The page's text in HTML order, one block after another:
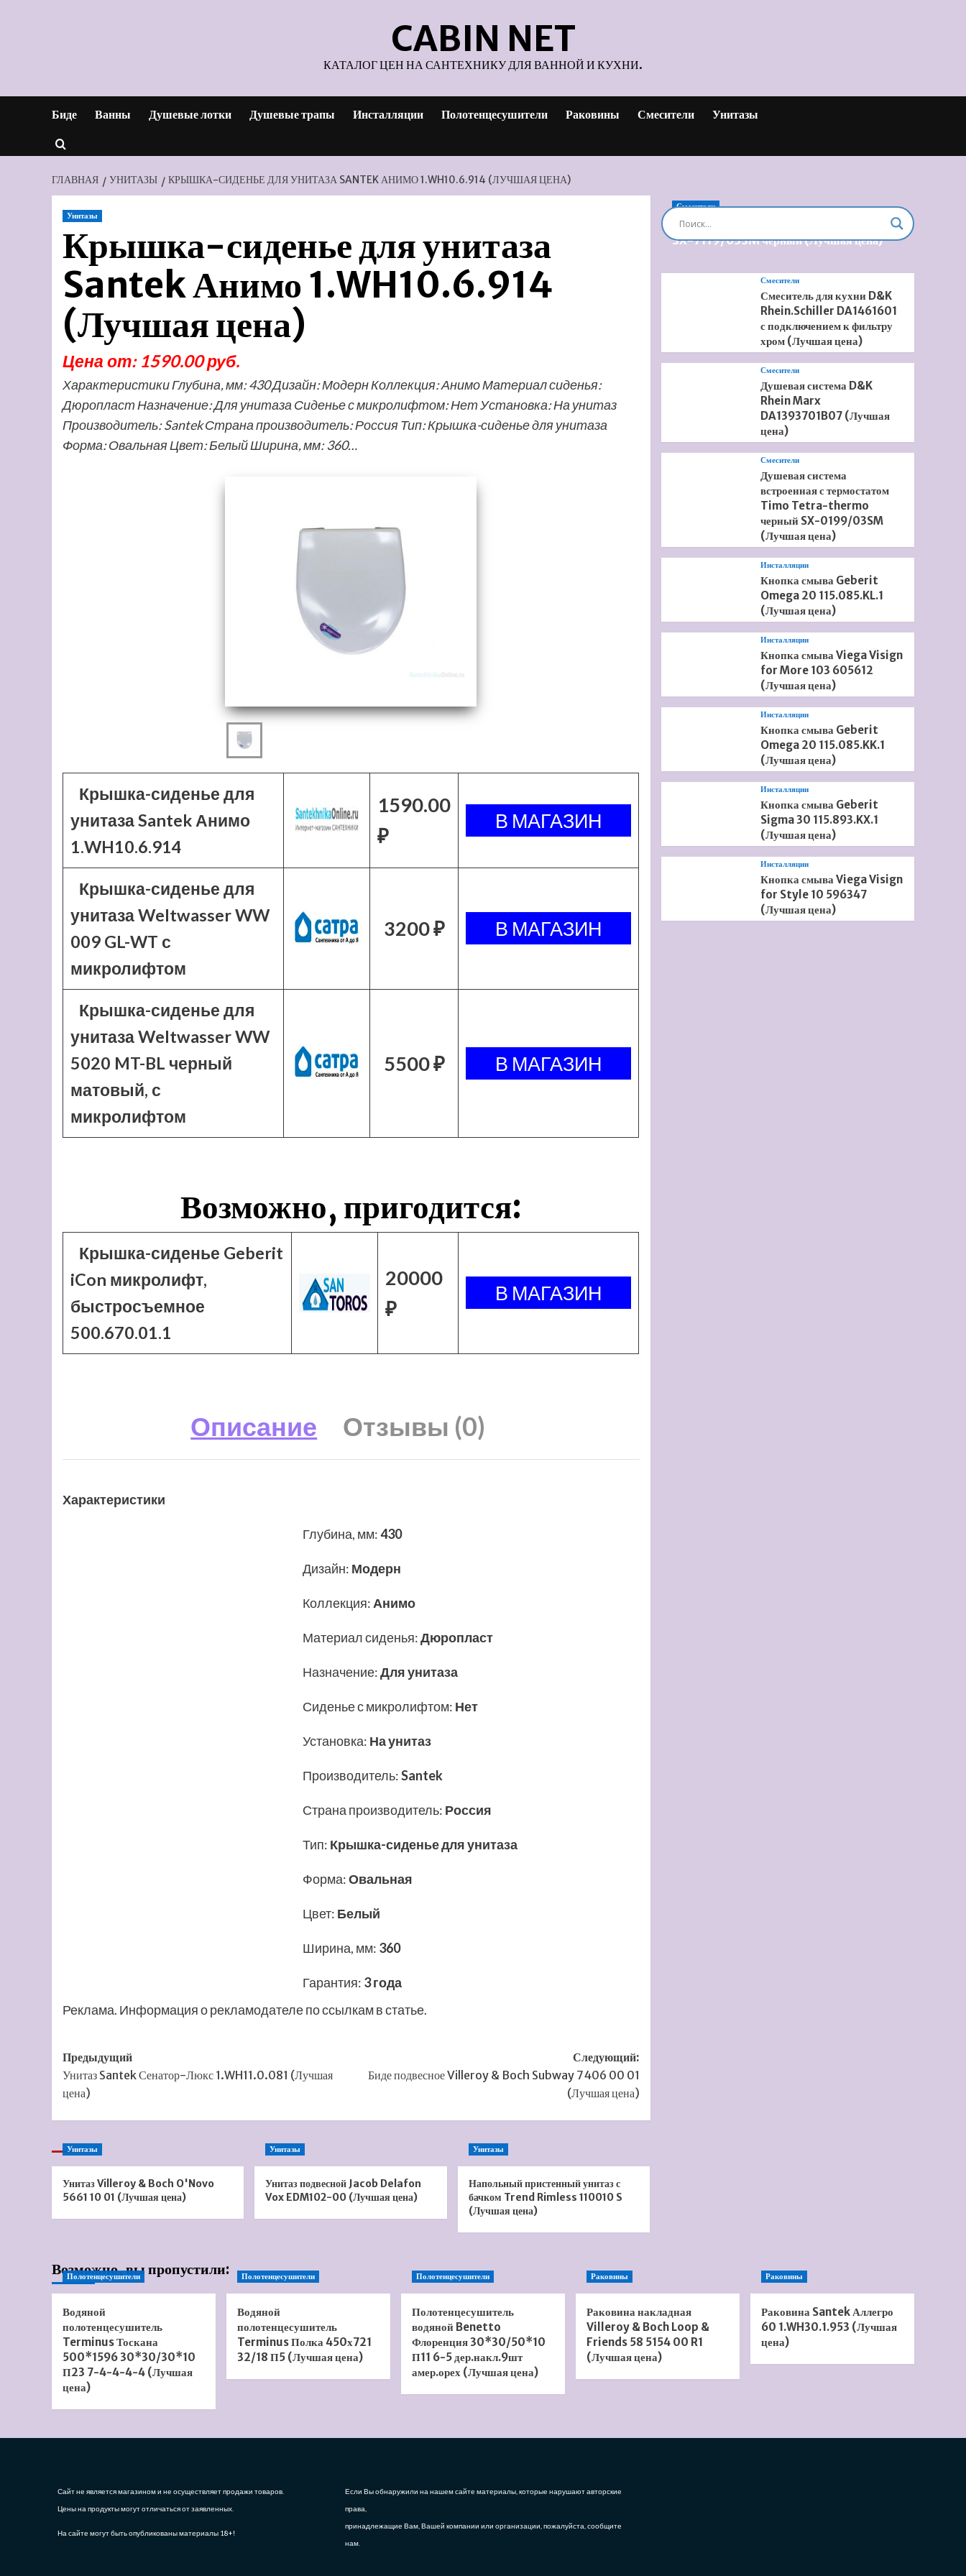
CABIN NET
КАТАЛОГ ЦЕН НА САНТЕХНИКУ ДЛЯ ВАННОЙ И КУХНИ.
Биде Ванны Душевые лотки Душевые трапы Инсталляции Полотенцесушители Раковины Смесители Унитазы
ГЛАВНАЯ УНИТАЗЫ КРЫШКА-СИДЕНЬЕ ДЛЯ УНИТАЗА SANTEK АНИМО 1.WH10.6.914 (ЛУЧШАЯ ЦЕНА)
Унитазы
Крышка-сиденье для унитаза
Santek Анимо 1.WH10.6.914
(Лучшая цена)
Цена от: 1590.00 руб.
Характеристики Глубина, мм: 430 Дизайн: Модерн Коллекция: Анимо Материал сиденья:
Дюропласт Назначение: Для унитаза Сиденье с микролифтом: Нет Установка: На унитаз
Производитель: Santek Страна производитель: Россия Тип: Крышка-сиденье для унитаза
Форма: Овальная Цвет: Белый Ширина, мм: 360…
Крышка-сиденье для
унитаза Santek Анимо
1.WH10.6.914
1590.00
₽
Крышка-сиденье для
унитаза Weltwasser WW
009 GL-WT с
микролифтом
3200 ₽
Крышка-сиденье для
унитаза Weltwasser WW
5020 MT-BL черный
матовый, с
микролифтом
5500 ₽
Возможно, пригодится:
Крышка-сиденье Geberit
iCon микролифт,
быстросъемное
500.670.01.1
20000
₽
Описание Отзывы (0)
Характеристики
Глубина, мм:430
Дизайн: Модерн
Коллекция: Анимо
Материал сиденья:Дюропласт
Назначение:Для унитаза
Сиденье с микролифтом: Нет
Установка: На унитаз
Производитель:Santek
Страна производитель: Россия
Тип: Крышка-сиденье для унитаза
Форма:Овальная
Цвет: Белый
Ширина, мм: 360
Гарантия: 3 года
Реклама. Информация о рекламодателе по ссылкам в статье.
Навигация
записи
Предыдущий
Унитаз Santek Сенатор-Люкс 1.WH11.0.081 (Лучшая
цена)
Следующий:
Биде подвесное Villeroy & Boch Subway 7406 00 01
(Лучшая цена)
Унитазы
Унитаз Villeroy & Boch O'Novo
5661 10 01 (Лучшая цена)
Унитазы
Унитаз подвесной Jacob Delafon
Vox EDM102-00 (Лучшая цена)
Унитазы
Напольный пристенный унитаз с
бачком Trend Rimless 110010 S
(Лучшая цена)
Смесители
Душевая система встроенная Timo Briana
SX-7119/03SM черный (Лучшая цена)
Смесители
Смеситель для кухни D&K
Rhein.Schiller DA1461601
с подключением к фильтру
хром (Лучшая цена)
Смесители
Душевая система D&K
Rhein Marx
DA1393701B07 (Лучшая
цена)
Смесители
Душевая система
встроенная с термостатом
Timo Tetra-thermo
черный SX-0199/03SM
(Лучшая цена)
Инсталляции
Кнопка смыва Geberit
Omega 20 115.085.KL.1
(Лучшая цена)
Инсталляции
Кнопка смыва Viega Visign
for More 103 605612
(Лучшая цена)
Инсталляции
Кнопка смыва Geberit
Omega 20 115.085.KK.1
(Лучшая цена)
Инсталляции
Кнопка смыва Geberit
Sigma 30 115.893.KX.1
(Лучшая цена)
Инсталляции
Кнопка смыва Viega Visign
for Style 10 596347
(Лучшая цена)
Возможно, вы пропустили:
Полотенцесушители
Водяной
полотенцесушитель
Terminus Тоскана
500*1596 30*30/30*10
П23 7-4-4-4-4 (Лучшая
цена)
Полотенцесушители
Водяной
полотенцесушитель
Terminus Полка 450х721
32/18 П5 (Лучшая цена)
Полотенцесушители
Полотенцесушитель
водяной Benetto
Флоренция 30*30/50*10
П11 6-5 дер.накл.9шт
амер.орех (Лучшая цена)
Раковины
Раковина накладная
Villeroy & Boch Loop &
Friends 58 5154 00 R1
(Лучшая цена)
Раковины
Раковина Santek Аллегро
60 1.WH30.1.953 (Лучшая
цена)
Сайт не является магазином и не осуществляет продажи товаров.
Цены на продукты могут отличаться от заявленных.
На сайте могут быть опубликованы материалы 18+!
Если Вы обнаружили на нашем сайте материалы, которые нарушают авторские
права,
принадлежащие Вам, Вашей компании или организации, пожалуйста, сообщите
нам.